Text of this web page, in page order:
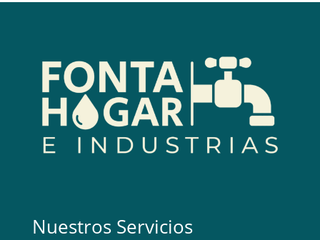
Nuestros Servicios